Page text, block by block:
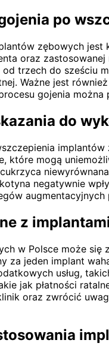
po
zębowych
oraz
trzech do sześciu
Ważne jest
gojenia
do
które mogą
negatywnie
z
w Polsce może
za jeden implant
usług,
jak płatności
oraz zwrócić